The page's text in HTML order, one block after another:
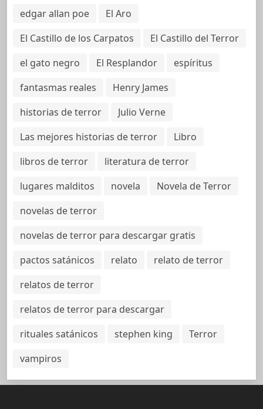
edgar allan poe
El Aro
El Castillo de los Carpatos
El Castillo del Terror
el gato negro
El Resplandor
espíritus
fantasmas reales
Henry James
historias de terror
Julio Verne
Las mejores historias de terror
Libro
libros de terror
literatura de terror
lugares malditos
novela
Novela de Terror
novelas de terror
novelas de terror para descargar gratis
pactos satánicos
relato
relato de terror
relatos de terror
relatos de terror para descargar
rituales satánicos
stephen king
Terror
vampiros